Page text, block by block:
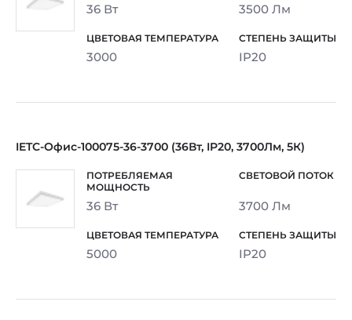
36 Вт 3500 Лм
3000 IP20
IETC-Офис-100075-36-3700 (36Вт, IP20, 3700Лм, 5К)
36 Вт 3700 Лм
5000 IP20